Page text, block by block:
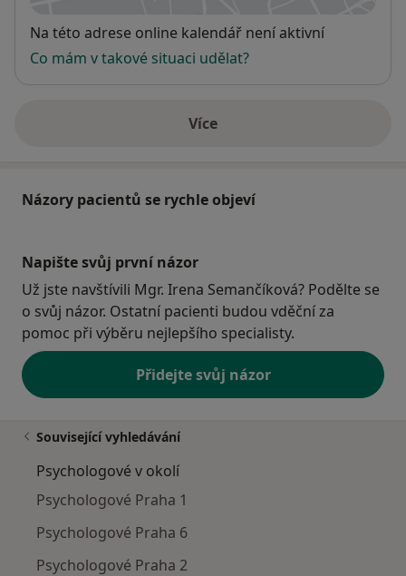
Dostupnost
Na této adrese online kalendář není aktivní
Co mám v takové situaci udělat?
Víceo adrese
Názory pacientů se rychle objeví
Napište svůj první názor
Už jste navštívili Mgr. Irena Semančíková? Podělte se
o svůj názor. Ostatní pacienti budou vděční za
pomoc při výběru nejlepšího specialisty.
Přidejte svůj názor
Související vyhledávání
Psychologové v okolí
Psychologové Praha 1
Psychologové Praha 6
Psychologové Praha 2